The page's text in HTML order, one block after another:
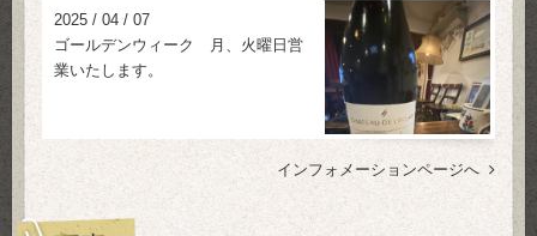
2025 / 04 / 07
ゴールデンウィーク 月、火曜日営
業いたします。
インフォメーションページへ